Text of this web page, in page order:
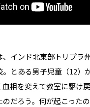
インド北東部トリプラ
とある男子児童（12）
血相を変えて教室に駆け
だろう。何が起こった